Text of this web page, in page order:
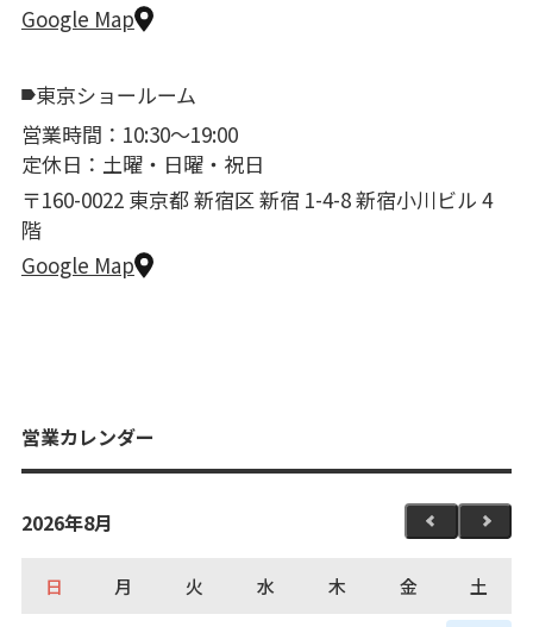
Google Map
東京ショールーム
営業時間：10:30〜19:00
定休日：土曜・日曜・祝日
〒160-0022 東京都 新宿区 新宿 1-4-8 新宿小川ビル 4
階
Google Map
営業カレンダー
2026年8月
日 月 火 水 木 金 土